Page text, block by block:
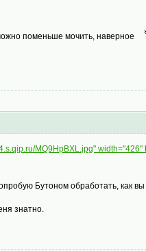
поменьше мочить, наверное
MQ9HpBXL.jpg" width="426"
Бутоном обработать, как вы
знатно.